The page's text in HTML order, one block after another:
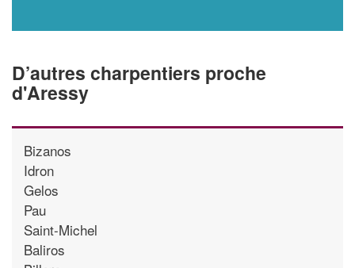
D’autres charpentiers proche
d'Aressy
Bizanos
Idron
Gelos
Pau
Saint-Michel
Baliros